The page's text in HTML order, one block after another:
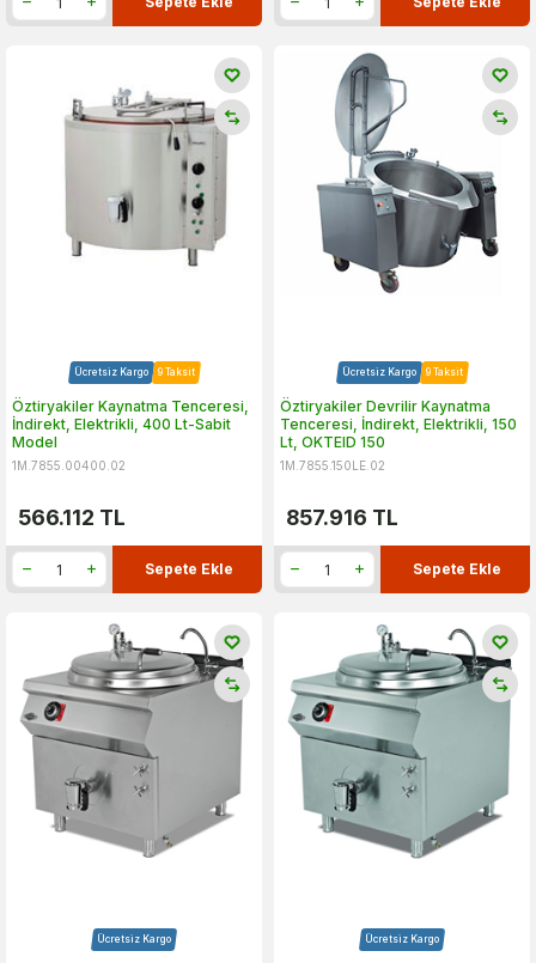
Ücretsiz Kargo 9 Taksit
Öztiryakiler Kaynatma Tenceresi,
İndirekt, Elektrikli, 400 Lt-Sabit
Model
1M.7855.00400.02
566.112 TL
Sepete Ekle
Ücretsiz Kargo 9 Taksit
Öztiryakiler Devrilir Kaynatma
Tenceresi, İndirekt, Elektrikli, 150
Lt, OKTEID 150
1M.7855.150LE.02
857.916 TL
Sepete Ekle
Ücretsiz Kargo Ücretsiz Kargo